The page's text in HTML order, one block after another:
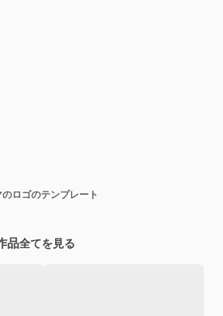
ロゴのテンプレート
品全てを見る